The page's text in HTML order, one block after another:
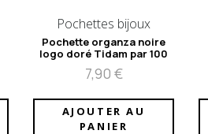
Pochettes bijoux
Pochette organza noire
logo doré Tidam par 100
7,90 €
AJOUTER AU
PANIER